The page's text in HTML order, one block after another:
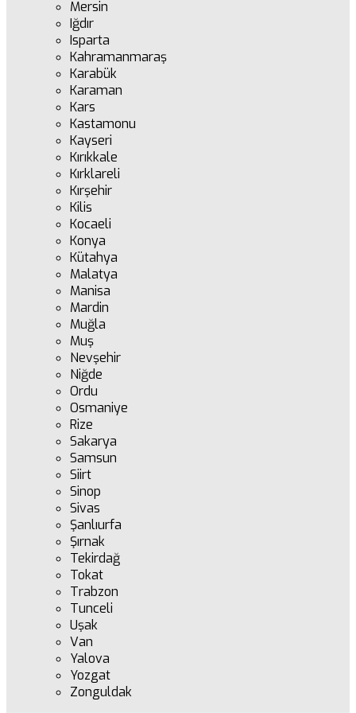
Mersin
Iğdır
Isparta
Kahramanmaraş
Karabük
Karaman
Kars
Kastamonu
Kayseri
Kırıkkale
Kırklareli
Kırşehir
Kilis
Kocaeli
Konya
Kütahya
Malatya
Manisa
Mardin
Muğla
Muş
Nevşehir
Niğde
Ordu
Osmaniye
Rize
Sakarya
Samsun
Siirt
Sinop
Sivas
Şanlıurfa
Şırnak
Tekirdağ
Tokat
Trabzon
Tunceli
Uşak
Van
Yalova
Yozgat
Zonguldak